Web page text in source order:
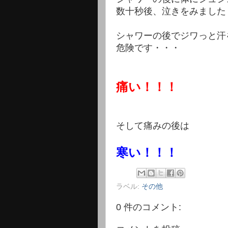
数十秒後、泣きをみました
シャワーの後でジワっと
危険です・・・
痛い！！！
そして痛みの後は
寒い！！！
ラベル: その他
0 件のコメント: